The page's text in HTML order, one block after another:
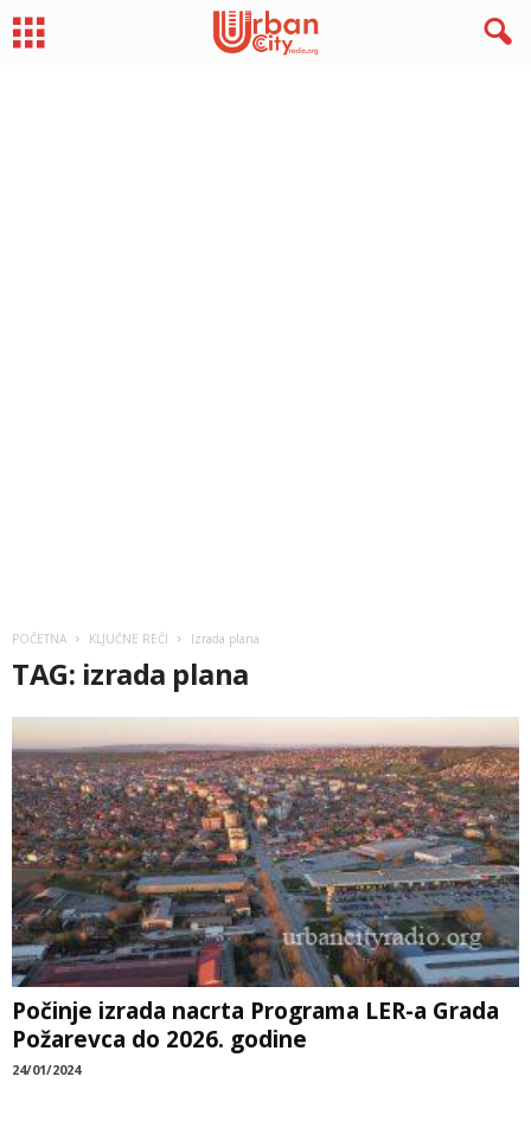
POČETNA KLJUČNE REČI Izrada plana
TAG: izrada plana
Počinje izrada nacrta Programa LER-a Grada
Požarevca do 2026. godine
24/01/2024